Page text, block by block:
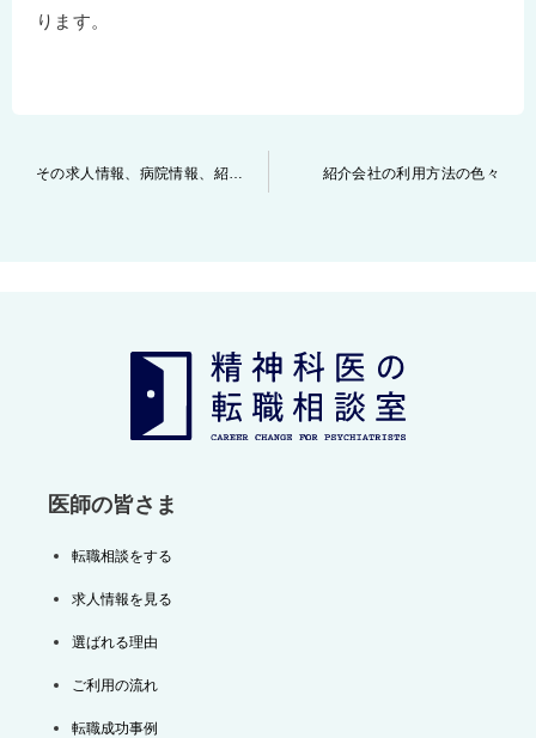
ります。
その求人情報、病院情報、紹介会社からの情報…本当ですか！？ 紹介会社の利用方法の色々
医師の皆さま
転職相談をする
求人情報を見る
選ばれる理由
ご利用の流れ
転職成功事例